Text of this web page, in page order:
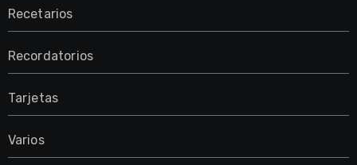
Recetarios
Recordatorios
Tarjetas
Varios